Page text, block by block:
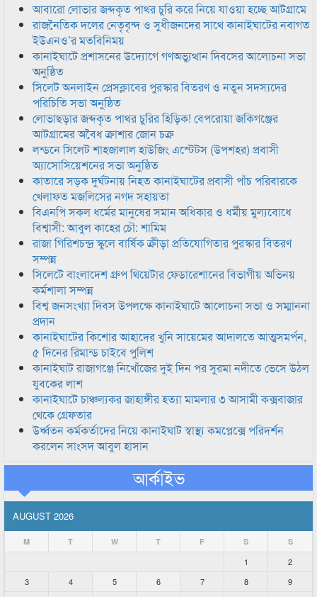
আবারো লোভার জব্দকৃত পাথর চুরি করে নিয়ে যাওয়া হচ্ছে আটগ্রামে
রাজনৈতিক দলের নেতৃবৃন্দ ও সুধীজনদের সাথে কানাইঘাটের নবাগত
ইউএনও’র মতবিনিময়
কানাইঘাটে প্রশাসনের উদ্যোগে গণঅভ্যুত্থান দিবসের আলোচনা সভা
অনুষ্ঠিত
সিলেট অনলাইন প্রেসক্লাবের পুরস্কার বিতরণ ও নতুন সদস্যদের
পরিচিতি সভা অনুষ্ঠিত
লোভাছড়ার জব্দকৃত পাথর চুরির হিড়িক! বেপরোয়া জকিগঞ্জের
আটগ্রামের অবৈধ ক্রাশার জোন চক্র
লন্ডনে সিলেট শাহজালাল হাউজিং এস্টেটস (উপশহর) প্রবাসী
অ্যাসোসিয়েশনের সভা অনুষ্ঠিত
কাতারে সড়ক দুর্ঘটনায় নিহত কানাইঘাটের প্রবাসী পাঁচ পরিবারকে
খেলাফত মজলিসের নগদ সহায়তা
বিএনপি সকল ধর্মের মানুষের সমান অধিকার ও ধর্মীয় মুল্যবোধে
বিশ্বাসী: আবুল কাহের চৌ: শামিম
রাজা গিরিশচন্দ্র স্কুলে বার্ষিক ক্রীড়া প্রতিযোগিতার পুরস্কার বিতরণ
সম্পন্ন
সিলেটে বাংলাদেশ গ্রুপ থিয়েটার ফেডারেশানের বিভাগীয় অভিনয়
কর্মশালা সম্পন্ন
বিশ্ব জনসংখ্যা দিবস উপলক্ষে কানাইঘাটে আলোচনা সভা ও সম্মাননা
প্রদান
কানাইঘাটের কিশোর আহাদের খুনি সায়েমের আদালতে আত্মসমর্পন,
৫ দিনের রিমান্ড চাইবে পুলিশ
কানাইঘাট রাজাগঞ্জে নিখোঁজের দুই দিন পর সুরমা নদীতে ভেসে উঠল
যুবকের লাশ
কানাইঘাটে চাঞ্চল্যকর জাহাঙ্গীর হত্যা মামলার ৩ আসামী কক্সবাজার
থেকে গ্রেফতার
উর্ধ্বতন কর্মকর্তাদের নিয়ে কানাইঘাট স্বাস্থ্য কমপ্লেক্সে পরিদর্শন
করলেন সাংসদ আবুল হাসান
আর্কাইভ
AUGUST 2026
M T W T F S S
1
2
3
4 5 6 7 8
9